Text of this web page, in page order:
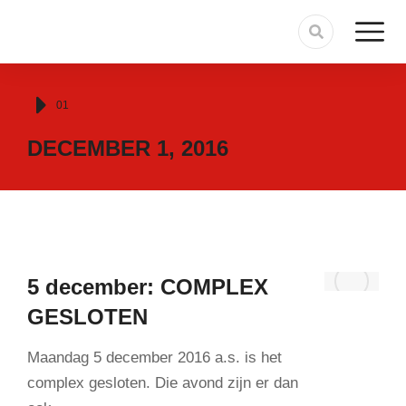
Je bent hier:
01
DECEMBER 1, 2016
5 december: COMPLEX
GESLOTEN
Maandag 5 december 2016 a.s. is het
complex gesloten. Die avond zijn er dan